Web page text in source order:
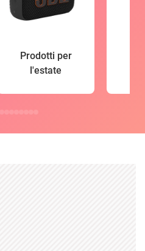
Prodotti per
l'estate